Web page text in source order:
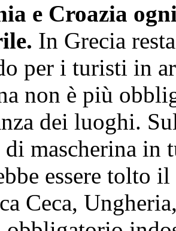
e Croazia
In Grecia
per i turisti in
non è più
dei luoghi.
mascherina
essere tolto
Ceca,